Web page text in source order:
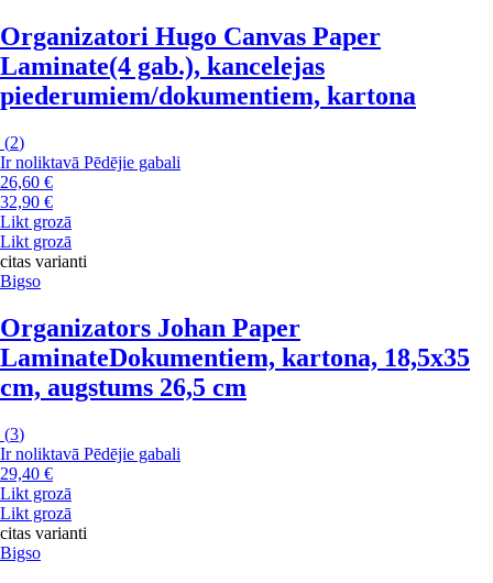
Organizatori Hugo Canvas Paper
Laminate(4 gab.), kancelejas
piederumiem/dokumentiem, kartona
(2)
Ir noliktavā Pēdējie gabali
26,60 €
32,90 €
Likt grozā
Likt grozā
citas varianti
Bigso
Organizators Johan Paper
LaminateDokumentiem, kartona, 18,5x35
cm, augstums 26,5 cm
(3)
Ir noliktavā Pēdējie gabali
29,40 €
Likt grozā
Likt grozā
citas varianti
Bigso